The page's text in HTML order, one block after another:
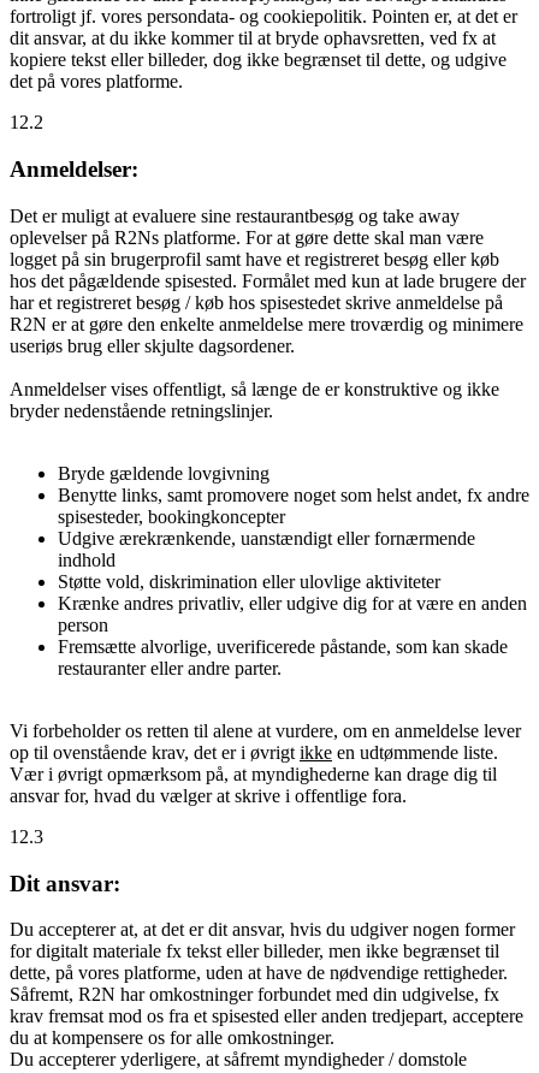
fortroligt jf. vores persondata- og cookiepolitik. Pointen er, at det er
dit ansvar, at du ikke kommer til at bryde ophavsretten, ved fx at
kopiere tekst eller billeder, dog ikke begrænset til dette, og udgive
det på vores platforme.
12.2
Anmeldelser:
Det er muligt at evaluere sine restaurantbesøg og take away
oplevelser på R2Ns platforme. For at gøre dette skal man være
logget på sin brugerprofil samt have et registreret besøg eller køb
hos det pågældende spisested. Formålet med kun at lade brugere der
har et registreret besøg / køb hos spisestedet skrive anmeldelse på
R2N er at gøre den enkelte anmeldelse mere troværdig og minimere
useriøs brug eller skjulte dagsordener.
Anmeldelser vises offentligt, så længe de er konstruktive og ikke
bryder nedenstående retningslinjer.
Bryde gældende lovgivning
Benytte links, samt promovere noget som helst andet, fx andre
spisesteder, bookingkoncepter
Udgive ærekrænkende, uanstændigt eller fornærmende
indhold
Støtte vold, diskrimination eller ulovlige aktiviteter
Krænke andres privatliv, eller udgive dig for at være en anden
person
Fremsætte alvorlige, uverificerede påstande, som kan skade
restauranter eller andre parter.
Vi forbeholder os retten til alene at vurdere, om en anmeldelse lever
op til ovenstående krav, det er i øvrigt ikke en udtømmende liste.
Vær i øvrigt opmærksom på, at myndighederne kan drage dig til
ansvar for, hvad du vælger at skrive i offentlige fora.
12.3
Dit ansvar:
Du accepterer at, at det er dit ansvar, hvis du udgiver nogen former
for digitalt materiale fx tekst eller billeder, men ikke begrænset til
dette, på vores platforme, uden at have de nødvendige rettigheder.
Såfremt, R2N har omkostninger forbundet med din udgivelse, fx
krav fremsat mod os fra et spisested eller anden tredjepart, acceptere
du at kompensere os for alle omkostninger.
Du accepterer yderligere, at såfremt myndigheder / domstole